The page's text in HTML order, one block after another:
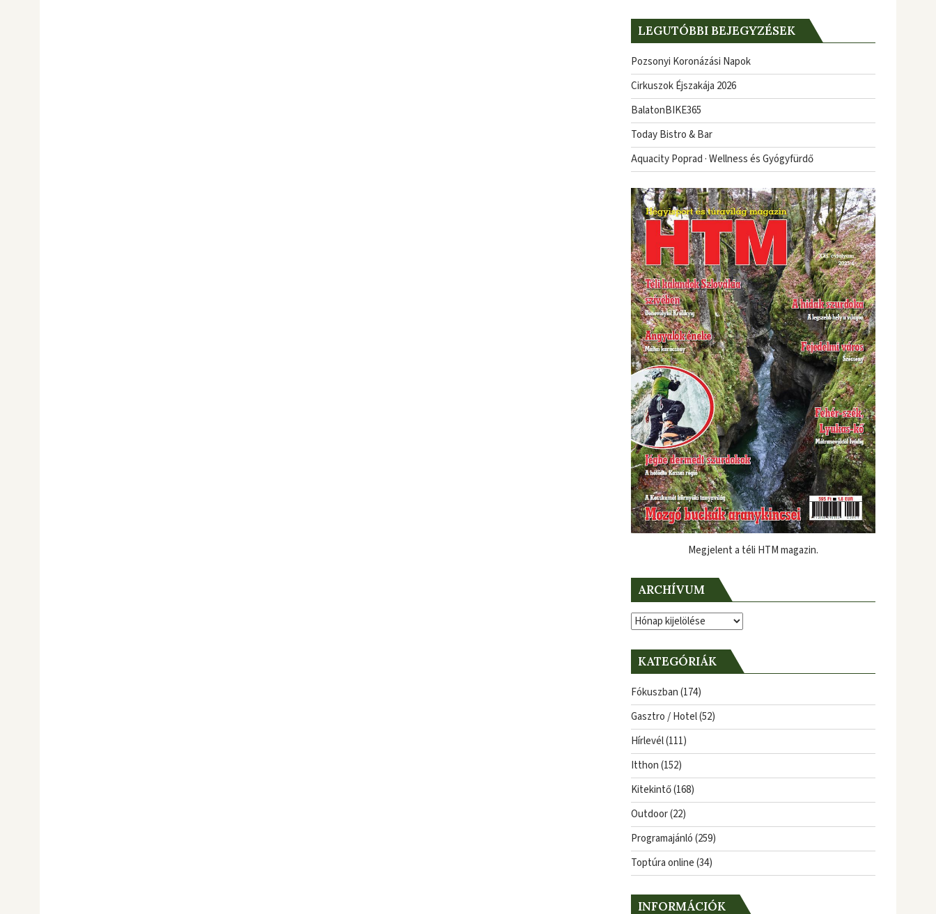
LEGUTÓBBI BEJEGYZÉSEK
Pozsonyi Koronázási Napok
Cirkuszok Éjszakája 2026
BalatonBIKE365
Today Bistro & Bar
Aquacity Poprad · Wellness és Gyógyfürdő
Megjelent a téli HTM magazin.
ARCHÍVUM
Archívum
KATEGÓRIÁK
Fókuszban(174)
Gasztro / Hotel(52)
Hírlevél(111)
Itthon(152)
Kitekintő(168)
Outdoor(22)
Programajánló(259)
Toptúra online(34)
INFORMÁCIÓK